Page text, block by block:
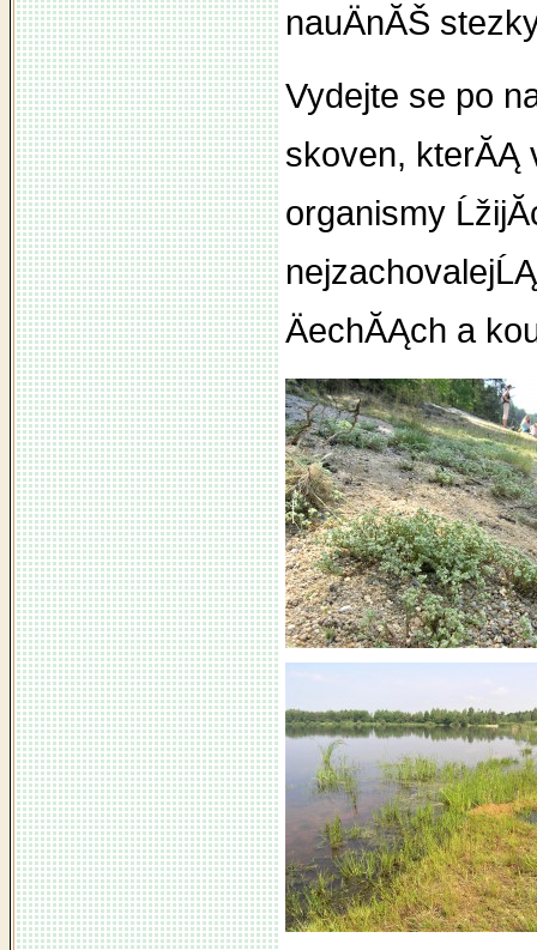
nauÄnĂŠ
Vydejte se po
skoven, kterĂĄ
organismy
ÄechĂĄch a